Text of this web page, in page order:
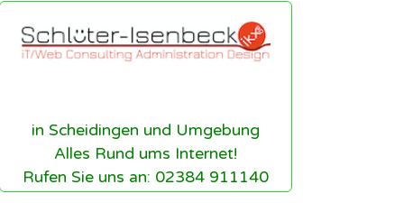
in Scheidingen und Umgebung
Alles Rund ums Internet!
Rufen Sie uns an: 02384 911140